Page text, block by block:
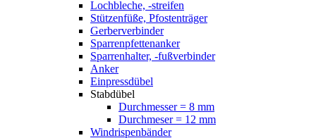
Lochbleche, -streifen
Stützenfüße, Pfostenträger
Gerberverbinder
Sparrenpfettenanker
Sparrenhalter, -fußverbinder
Anker
Einpressdübel
Stabdübel
Durchmesser = 8 mm
Durchmeser = 12 mm
Windrispenbänder